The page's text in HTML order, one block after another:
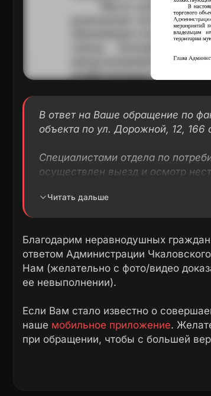
В ответ на Ваше обращение по
объекта по ул. Дорожной, 12,
Специалистами отдела по
осуществлен выезд и осмотр
Договор, предусматривающий
хозяйствующим субъектом не
В настоящее время в отношении
Администрации города
мероприятий по выявлению,
владельцам нестационарных
Читать дальше
Благодарим неравнодушных
ответом Администрации
Нам (желательно с фото/видео
ее невыполнении).
Если Вам стало известно о
наше мобильное приложение.
при обращении, чтобы с большей